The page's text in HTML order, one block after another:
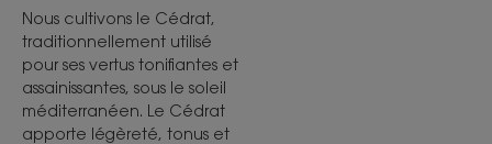
Nous cultivons le Cédrat,
traditionnellement utilisé
pour ses vertus tonifiantes et
assainissantes, sous le soleil
méditerranéen. Le Cédrat
apporte légèreté, tonus et